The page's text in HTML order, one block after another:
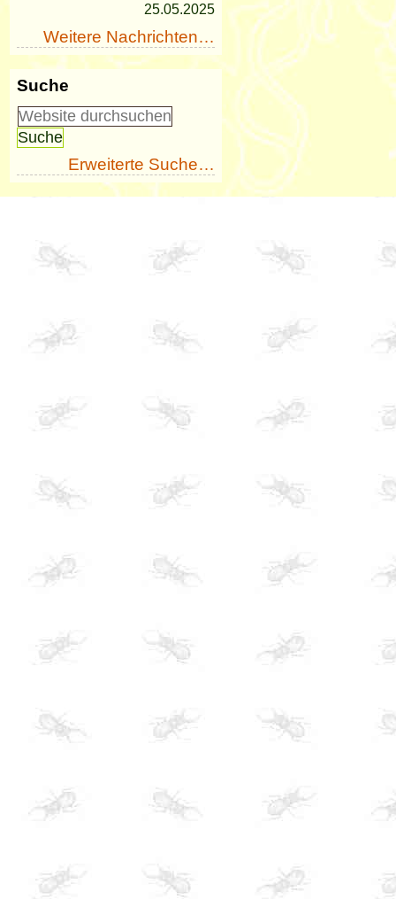
25.05.2025
Weitere Nachrichten…
Suche
Erweiterte Suche…